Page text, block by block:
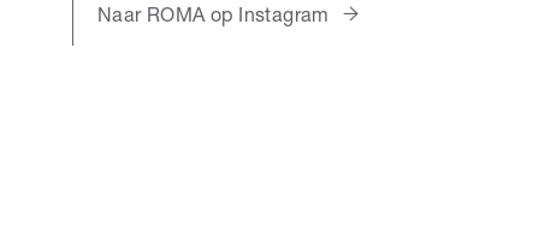
Naar ROMA op Instagram